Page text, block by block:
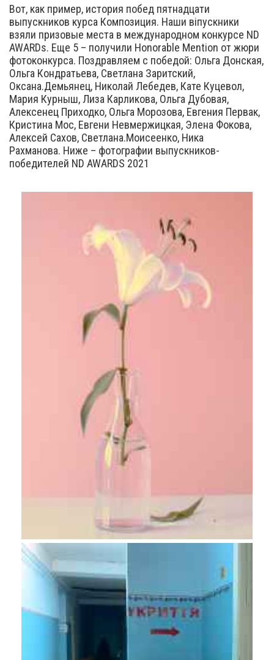
Вот, как пример, история побед пятнадцати
выпускников курса Композиция. Наши віпускники
взяли призовые места в международном конкурсе ND
AWARDs. Еще 5 – получили Honorable Mention от жюри
фотоконкурса. Поздравляем с победой: Ольга Донская,
Ольга Кондратьева, Светлана Заритский,
Оксана.Демьянец, Николай Лебедев, Кате Куцевол,
Мария Курныш, Лиза Карликова, Ольга Дубовая,
Алексенец Приходко, Ольга Морозова, Евгения Первак,
Кристина Мос, Евгени Невмержицкая, Элена Фокова,
Алексей Сахов, Светлана.Моисеенко, Ника
Рахманова. Ниже – фотографии выпускников-
победителей ND AWARDS 2021